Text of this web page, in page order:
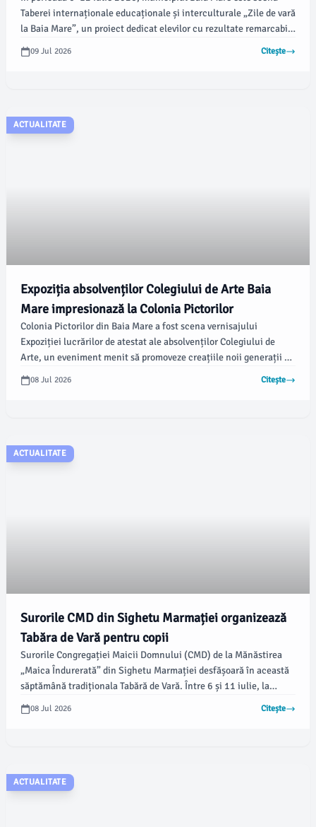
Taberei internaționale educaționale și interculturale „Zile de vară
la Baia Mare”, un proiect dedicat elevilor cu rezultate remarcabile
din România și Ucraina. Evenimentul, organizat de Inspectoratul
Școlar Județean Maramureș și Consiliul Județean Maramureș, în
09 Jul 2026 Citește
ACTUALITATE
Expoziția absolvenților Colegiului de Arte Baia
Mare impresionază la Colonia Pictorilor
Colonia Pictorilor din Baia Mare a fost scena vernisajului
Expoziției lucrărilor de atestat ale absolvenților Colegiului de
Arte, un eveniment menit să promoveze creațiile noii generații de
artiști. Potrivit emaramures.ro, expoziția reunește lucrări
realizate de elevii din clasele terminale, fiecare proiect reflectând
08 Jul 2026 Citește
ACTUALITATE
Surorile CMD din Sighetu Marmației organizează
Tabăra de Vară pentru copii
Surorile Congregației Maicii Domnului (CMD) de la Mănăstirea
„Maica Îndurerată” din Sighetu Marmației desfășoară în această
săptămână tradiționala Tabără de Vară. Între 6 și 11 iulie, la
Centrul de Zi EMANUEL, copiii participă la activități educaționale
și spirituale sub tema „În căutarea perlei recunoștinței”, conform
08 Jul 2026 Citește
ACTUALITATE